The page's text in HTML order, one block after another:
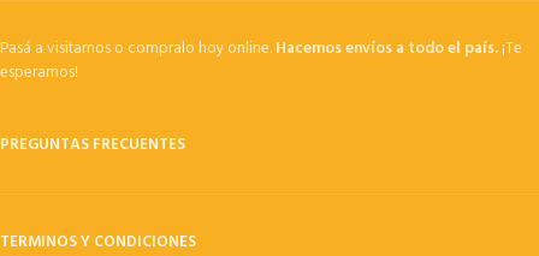
Pasá a visitarnos o compralo hoy online.Hacemos envíos a todo el país.¡Te
esperamos!
PREGUNTAS FRECUENTES
TERMINOS Y CONDICIONES